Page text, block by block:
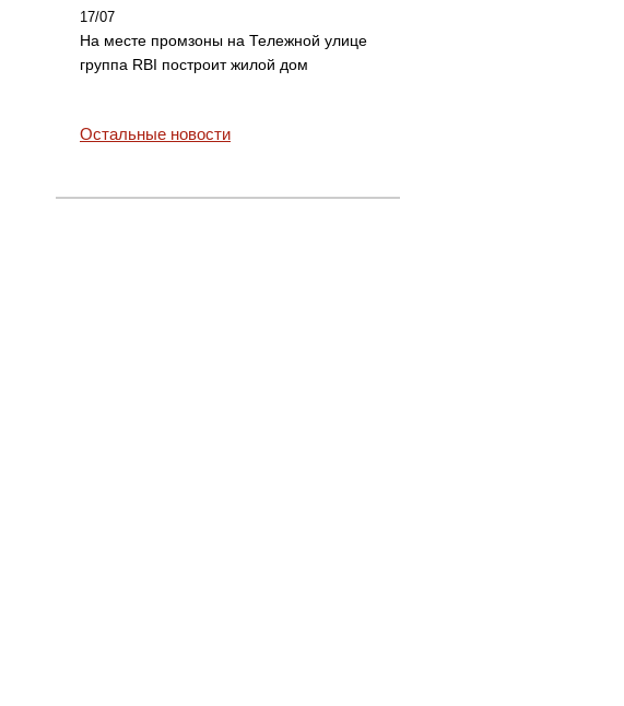
17/07
На месте промзоны на Тележной улице
группа RBI построит жилой дом
Остальные новости